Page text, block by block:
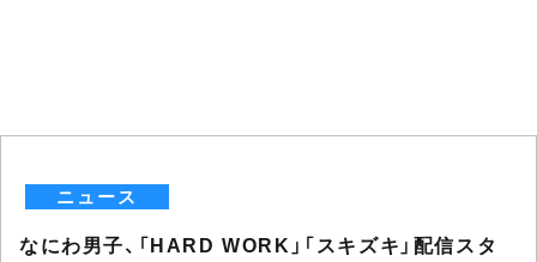
ニュース
なにわ男子、「HARD WORK」「スキズキ」配信スタ